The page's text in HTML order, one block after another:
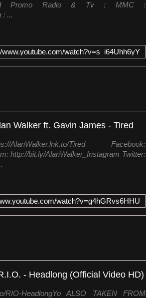
Promo Radio & Tv : MMC :
: ...
www.youtube.com/watch?v=s_i64Uhh6yY
Walker ft. Gavin James - Tired
Tired Facebook:
http://bit.ly/AlanWalker_Instagram Twitter:
watch?v=g4hGRvs6HHU
- Headlong (Official Video HD)
HeadlongYo ALSO TAKEN FROM